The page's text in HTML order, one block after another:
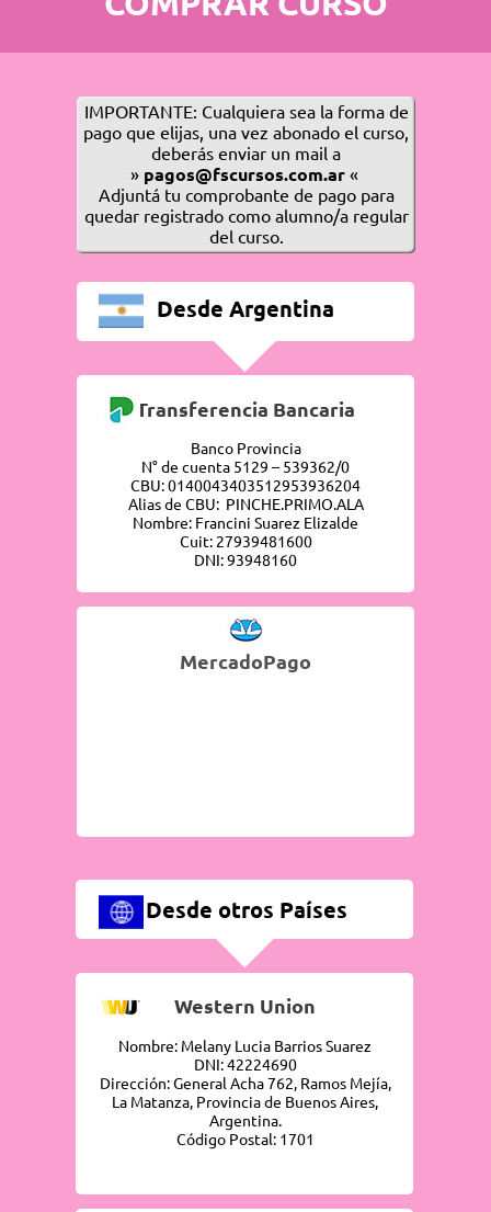
IMPORTANTE: Cualquiera sea la forma de
pago que elijas, una vez abonado el curso,
deberás enviar un mail a
» pagos@fscursos.com.ar«
Adjuntá tu comprobante de pago para
quedar registrado como alumno/a regular
del curso.
Transferencia Bancaria
Banco Provincia
N° de cuenta 5129 – 539362/0
CBU: 0140043403512953936204
Alias de CBU: PINCHE.PRIMO.ALA
Nombre: Francini Suarez Elizalde
Cuit: 27939481600
DNI: 93948160
MercadoPago
Western Union
Nombre: Melany Lucia Barrios Suarez
DNI: 42224690
Dirección: General Acha 762, Ramos Mejía,
La Matanza, Provincia de Buenos Aires,
Argentina.
Código Postal: 1701
Desde Argentina
Desde otros Países